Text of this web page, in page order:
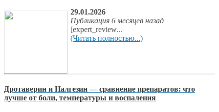
29.01.2026
Публикация 6 месяцев назад
[expert_review...
(Читать полностью...)
Дротаверин и Налгезин — сравнение препаратов: что
лучше от боли, температуры и воспаления